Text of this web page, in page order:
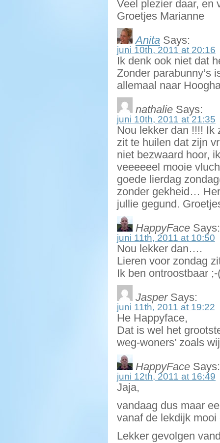
Veel plezier daar, en
Groetjes Marianne
Anita Says:
juni 10th, 2011 at 20:16
Ik denk ook niet dat
Zonder parabunny’s
allemaal naar
nathalie Says:
juni 10th, 2011 at 21:35
Nou lekker dan !!!! Ik
zit te huilen dat zijn
niet bezwaard hoor,
veeeeeel mooie
goede lierdag
zonder gekheid…
jullie gegund.
HappyFace Says:
juni 11th, 2011 at 10:50
Nou lekker dan….
Lieren voor zondag
Ik ben ontroostbaar ;-
JasperSays:
juni 11th, 2011 at 19:22
He Happyface,
Dat is wel het
weg-woners’ zoals
HappyFace Says:
juni 12th, 2011 at 16:49
Jaja,
vandaag dus maar
vanaf de lekdijk
Lekker gevolgen